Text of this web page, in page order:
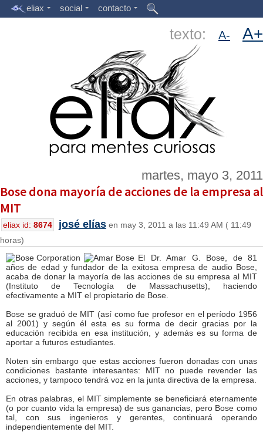
eliax social contacto
texto: A- A+
martes, mayo 3, 2011
Bose dona mayoría de acciones de la empresa al
MIT
eliax id: 8674 josé elías en may 3, 2011 a las 11:49 AM ( 11:49
horas)
El Dr. Amar G. Bose, de 81
años de edad y fundador de la exitosa empresa de audio Bose,
acaba de donar la mayoría de las acciones de su empresa al MIT
(Instituto de Tecnología de Massachusetts), haciendo
efectivamente a MIT el propietario de Bose.
Bose se graduó de MIT (así como fue profesor en el período 1956
al 2001) y según él esta es su forma de decir gracias por la
educación recibida en esa institución, y además es su forma de
aportar a futuros estudiantes.
Noten sin embargo que estas acciones fueron donadas con unas
condiciones bastante interesantes: MIT no puede revender las
acciones, y tampoco tendrá voz en la junta directiva de la empresa.
En otras palabras, el MIT simplemente se beneficiará eternamente
(o por cuanto vida la empresa) de sus ganancias, pero Bose como
tal, con sus ingenieros y gerentes, continuará operando
independientemente del MIT.